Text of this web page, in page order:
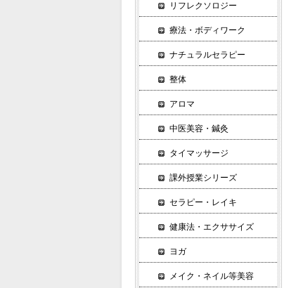
リフレクソロジー
療法・ボディワーク
ナチュラルセラピー
整体
アロマ
中医美容・鍼灸
タイマッサージ
課外授業シリーズ
セラピー・レイキ
健康法・エクササイズ
ヨガ
メイク・ネイル等美容